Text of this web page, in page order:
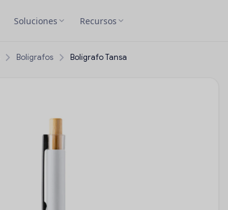
Soluciones Recursos
Bolígrafos Bolígrafo Tansa